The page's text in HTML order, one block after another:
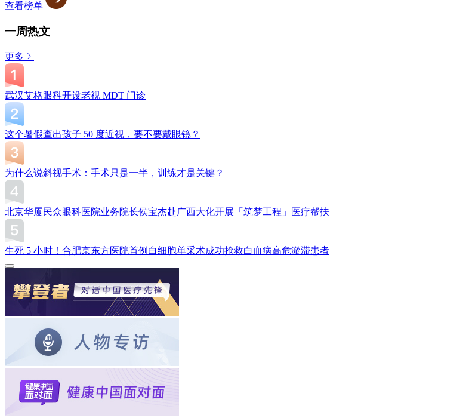
查看榜单
一周热文
更多
武汉艾格眼科开设老视 MDT 门诊
这个暑假查出孩子 50 度近视，要不要戴眼镜？
为什么说斜视手术：手术只是一半，训练才是关键？
北京华厦民众眼科医院业务院长侯宝杰赴广西大化开展「筑梦工程」医疗帮扶
生死 5 小时！合肥京东方医院首例白细胞单采术成功抢救白血病高危淤滞患者